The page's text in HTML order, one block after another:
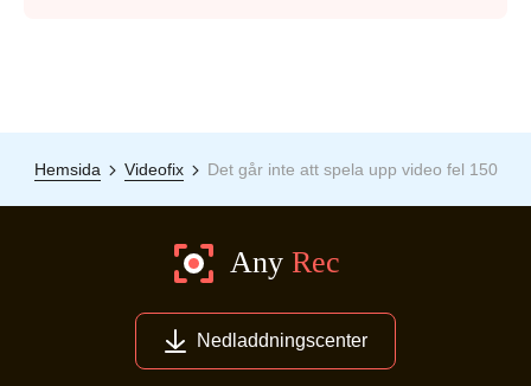
Hemsida Videofix Det går inte att spela upp video fel 150
Nedladdningscenter